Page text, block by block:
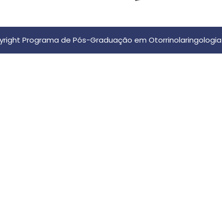
Programa de Pós-Graduação em Otorrinolaringologia